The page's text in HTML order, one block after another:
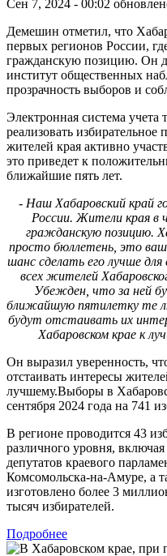
Сен 7, 2024 - 00:02
Демешин отметил, что
первых регионов России,
гражданскую позицию. Он
институт общественных
прозрачность выборов и
Электронная система учета
реализовать избирательное
жителей края активно
это приведет к
ближайшие пять лет.
- Наш Хабаровский край
России. Жители края в
гражданскую позицию.
просто бюллетень, это
шанс сделать его лучше
всех жителей
Убежден, что за ней
ближайшую пятилетку те
будут отстаивать их
Хабаровском крае к
Он выразил уверенность,
отстаивать интересы
лучшему.Выборы в
сентября 2024 года на 741
В регионе проводится 43
различного уровня,
депутатов краевого
Комсомольска-на-Амуре, а
изготовлено более 3
тысяч избирателей.
Подробнее